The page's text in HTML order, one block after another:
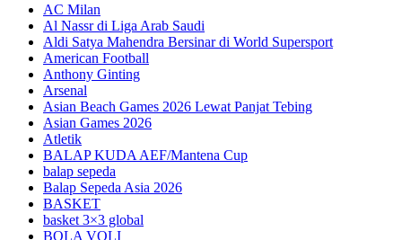
AC Milan
Al Nassr di Liga Arab Saudi
Aldi Satya Mahendra Bersinar di World Supersport
American Football
Anthony Ginting
Arsenal
Asian Beach Games 2026 Lewat Panjat Tebing
Asian Games 2026
Atletik
BALAP KUDA AEF/Mantena Cup
balap sepeda
Balap Sepeda Asia 2026
BASKET
basket 3×3 global
BOLA VOLI